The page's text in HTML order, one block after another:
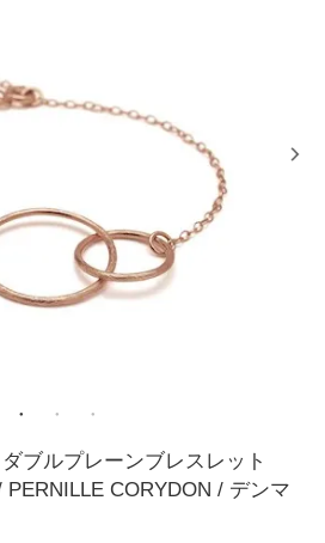
ブルプレーンブレスレット
PERNILLE CORYDON / デンマ